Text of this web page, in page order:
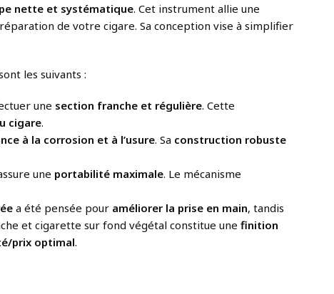
nette et systématique. Cet instrument allie une
de votre cigare. Sa conception vise à simplifier
les suivants :
une section franche et régulière. Cette
cigare.
à la corrosion et à l’usure. Sa construction robuste
une portabilité maximale. Le mécanisme
a été pensée pour améliorer la prise en main, tandis
et cigarette sur fond végétal constitue une finition
prix optimal.